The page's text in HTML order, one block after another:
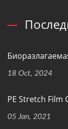
18 Oct, 2024
PE Stretch Film
05 Jan, 2021